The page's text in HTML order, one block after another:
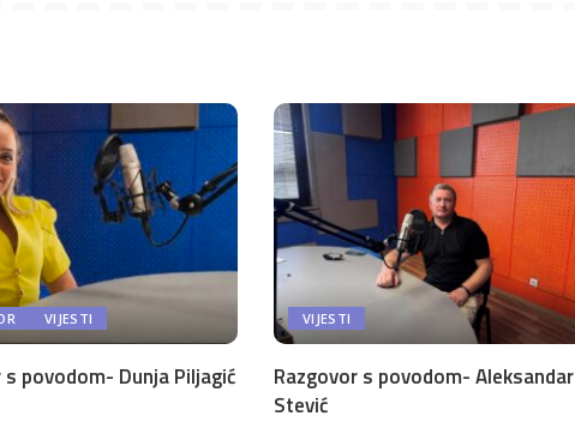
VIJESTI
s povodom- Dunja Piljagić
VIJESTI
Razgovor s povodom- Aleksandar
Stević